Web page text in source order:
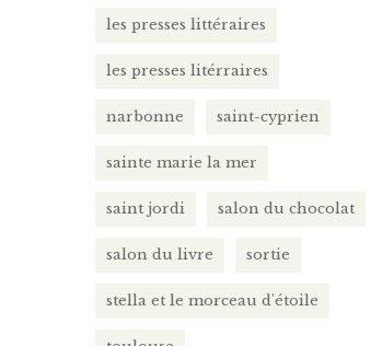
les presses littéraires
les presses litérraires
narbonne saint-cyprien
sainte marie la mer
saint jordi salon du chocolat
salon du livre sortie
stella et le morceau d'étoile